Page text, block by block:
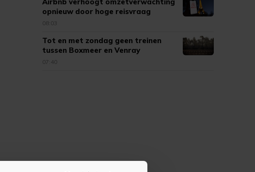
opnieuw door hoge reisvraag
08:03
Tot en met zondag geen treinen
tussen Boxmeer en Venray
07:40